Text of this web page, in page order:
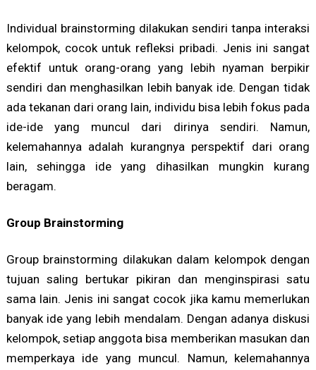
Individual brainstorming dilakukan sendiri tanpa interaksi
kelompok, cocok untuk refleksi pribadi. Jenis ini sangat
efektif untuk orang-orang yang lebih nyaman berpikir
sendiri dan menghasilkan lebih banyak ide. Dengan tidak
ada tekanan dari orang lain, individu bisa lebih fokus pada
ide-ide yang muncul dari dirinya sendiri. Namun,
kelemahannya adalah kurangnya perspektif dari orang
lain, sehingga ide yang dihasilkan mungkin kurang
beragam.
Group Brainstorming
Group brainstorming dilakukan dalam kelompok dengan
tujuan saling bertukar pikiran dan menginspirasi satu
sama lain. Jenis ini sangat cocok jika kamu memerlukan
banyak ide yang lebih mendalam. Dengan adanya diskusi
kelompok, setiap anggota bisa memberikan masukan dan
memperkaya ide yang muncul. Namun, kelemahannya